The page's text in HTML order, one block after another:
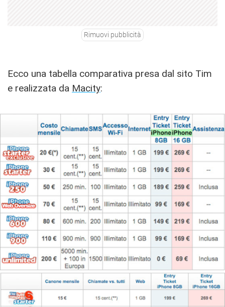
Rimuovi pubblicità
Ecco una tabella comparativa presa dal sito Tim
e realizzata da Macity: